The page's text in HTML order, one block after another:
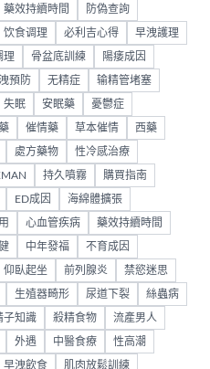
藥效持續時間 防偽查詢
饮食调理 必利吉心得 早洩護理
理 骨盆底訓練 陽痿成因
預防 无精症 输精管堵塞
失眠 安眠藥 憂鬱症
催情藥 草本催情 西藥
處方藥物 性冷感治療
持久噴霧 購買指南
ED成因 海綿體擴張
心血管疾病 藥效持續時間
中年發福 不育成因
仰臥起坐 前列腺炎 禁慾迷思
生殖器畸形 尿道下裂 絲蟲病
子知識 殺精食物 流產男人
外遇 中醫食療 性高潮
早洩飲食 肌肉放鬆訓練